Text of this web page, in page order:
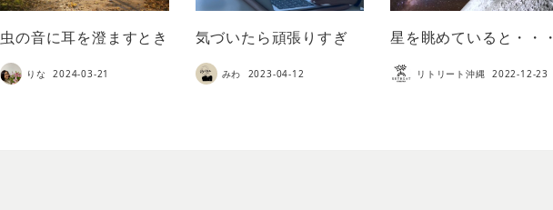
虫の音に耳を澄ますとき
りな 2024-03-21
気づいたら頑張りすぎ
みわ 2023-04-12
星を眺めていると・・・
リトリート沖縄 2022-12-23